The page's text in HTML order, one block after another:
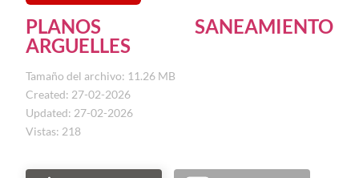
PLANOS SANEAMIENTO
ARGUELLES
Tamaño del archivo: 11.26 MB
Created: 27-02-2026
Updated: 27-02-2026
Vistas: 218